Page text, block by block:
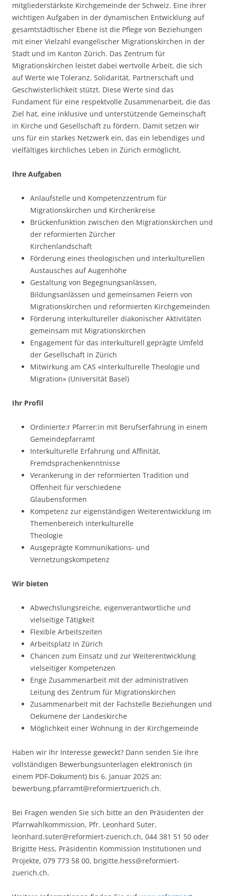
mitgliederstärkste Kirchgemeinde der Schweiz. Eine ihrer
wichtigen Aufgaben in der dynamischen Entwicklung auf
gesamtstädtischer Ebene ist die Pflege von Beziehungen
mit einer Vielzahl evangelischer Migrationskirchen in der
Stadt und im Kanton Zürich. Das Zentrum für
Migrationskirchen leistet dabei wertvolle Arbeit, die sich
auf Werte wie Toleranz, Solidarität, Partnerschaft und
Geschwisterlichkeit stützt. Diese Werte sind das
Fundament für eine respektvolle Zusammenarbeit, die das
Ziel hat, eine inklusive und unterstützende Gemeinschaft
in Kirche und Gesellschaft zu fördern. Damit setzen wir
uns für ein starkes Netzwerk ein, das ein lebendiges und
vielfältiges kirchliches Leben in Zürich ermöglicht.
Ihre Aufgaben
Anlaufstelle und Kompetenzzentrum für
Migrationskirchen und Kirchenkreise
Brückenfunktion zwischen den Migrationskirchen und
der reformierten Zürcher
Kirchenlandschaft
Förderung eines theologischen und interkulturellen
Austausches auf Augenhöhe
Gestaltung von Begegnungsanlässen,
Bildungsanlässen und gemeinsamen Feiern von
Migrationskirchen und reformierten Kirchgemeinden
Förderung interkultureller diakonischer Aktivitäten
gemeinsam mit Migrationskirchen
Engagement für das interkulturell geprägte Umfeld
der Gesellschaft in Zürich
Mitwirkung am CAS «Interkulturelle Theologie und
Migration» (Universität Basel)
Ihr Profil
Ordinierte:r Pfarrer:in mit Berufserfahrung in einem
Gemeindepfarramt
Interkulturelle Erfahrung und Affinität,
Fremdsprachenkenntnisse
Verankerung in der reformierten Tradition und
Offenheit für verschiedene
Glaubensformen
Kompetenz zur eigenständigen Weiterentwicklung im
Themenbereich interkulturelle
Theologie
Ausgeprägte Kommunikations- und
Vernetzungskompetenz
Wir bieten
Abwechslungsreiche, eigenverantwortliche und
vielseitige Tätigkeit
Flexible Arbeitszeiten
Arbeitsplatz in Zürich
Chancen zum Einsatz und zur Weiterentwicklung
vielseitiger Kompetenzen
Enge Zusammenarbeit mit der administrativen
Leitung des Zentrum für Migrationskirchen
Zusammenarbeit mit der Fachstelle Beziehungen und
Oekumene der Landeskirche
Möglichkeit einer Wohnung in der Kirchgemeinde
Haben wir Ihr Interesse geweckt? Dann senden Sie Ihre
vollständigen Bewerbungsunterlagen elektronisch (in
einem PDF-Dokument) bis 6. Januar 2025 an:
bewerbung.pfarramt@reformiertzuerich.ch.
Bei Fragen wenden Sie sich bitte an den Präsidenten der
Pfarrwahlkommission, Pfr. Leonhard Suter,
leonhard.suter@reformiert-zuerich.ch, 044 381 51 50 oder
Brigitte Hess, Präsidentin Kommission Institutionen und
Projekte, 079 773 58 00, brigitte.hess@reformiert-
zuerich.ch.